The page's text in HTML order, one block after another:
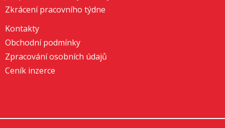
Zkrácení pracovního týdne
Kontakty
Obchodní podmínky
Zpracování osobních údajů
Ceník inzerce